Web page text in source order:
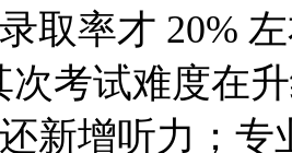
取率才 20%
次考试难度在
新增听力；专